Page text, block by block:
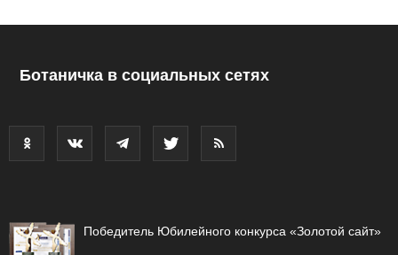
Ботаничка в социальных сетях
Победитель Юбилейного конкурса «Золотой сайт»